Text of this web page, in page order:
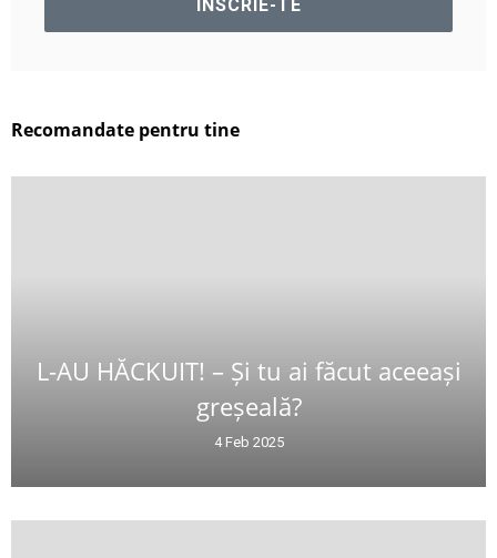
Recomandate pentru tine
L-AU HĂCKUIT! – Și tu ai făcut aceeași
greșeală?
4 Feb 2025